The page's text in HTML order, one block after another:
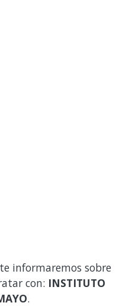
informaremos sobre
con: INSTITUTO
.